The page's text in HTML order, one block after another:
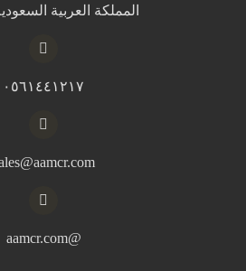
المملكة العربية
٠٥٦١٤٤١٢١٧
@aamcr.com